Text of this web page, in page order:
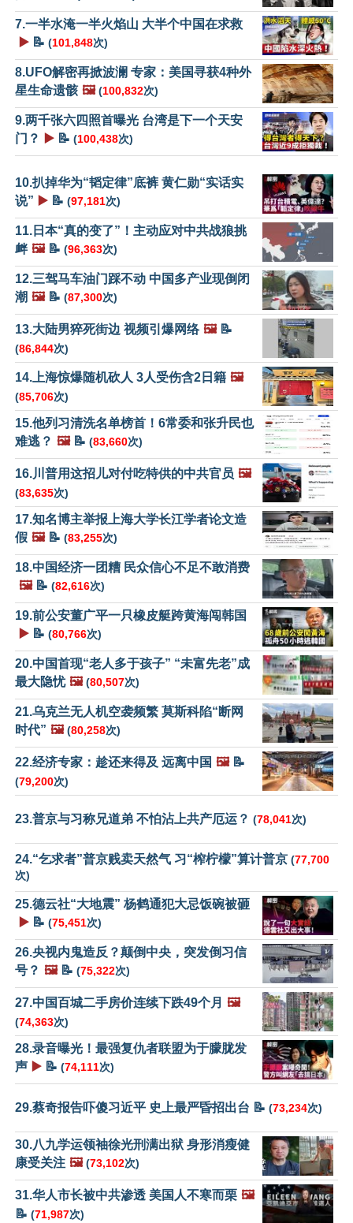
7.一半水淹一半火焰山 大半个中国在求救
▶️ 📝 (101,848次)
8.UFO解密再掀波澜 专家：美国寻获4种外
星生命遗骸 🖼️ (100,832次)
9.两千张六四照首曝光 台湾是下一个天安
门？
▶️ 📝 (100,438次)
10.扒掉华为“韬定律”底裤 黄仁勋“实话实
说” ▶️ 📝 (97,181次)
11.日本“真的变了”！主动应对中共战狼挑
衅 🖼️📝 (96,363次)
12.三驾马车油门踩不动 中国多产业现倒闭
潮 🖼️📝 (87,300次)
13.大陆男猝死街边 视频引爆网络 🖼️📝
(86,844次)
14.上海惊爆随机砍人 3人受伤含2日籍 🖼️
(85,706次)
15.他列习清洗名单榜首！6常委和张升民也
难逃？ 🖼️📝 (83,660次)
16.川普用这招儿对付吃特供的中共官员 🖼️
(83,635次)
17.知名博主举报上海大学长江学者论文造
假 🖼️📝 (83,255次)
18.中国经济一团糟 民众信心不足不敢消费
🖼️📝 (82,616次)
19.前公安董广平一只橡皮艇跨黄海闯韩国
▶️ 📝 (80,766次)
20.中国首现“老人多于孩子” “未富先老”成
最大隐忧 🖼️ (80,507次)
21.乌克兰无人机空袭频繁 莫斯科陷“断网
时代” 🖼️ (80,258次)
22.经济专家：趁还来得及 远离中国 🖼️📝
(79,200次)
23.普京与习称兄道弟 不怕沾上共产厄运？ (78,041次)
24.“乞求者”普京贱卖天然气 习“榨柠檬”算计普京 (77,700
次)
25.德云社“大地震” 杨鹤通犯大忌饭碗被砸
▶️ 📝 (75,451次)
26.央视内鬼造反？颠倒中央，突发倒习信
号？ 🖼️📝 (75,322次)
27.中国百城二手房价连续下跌49个月 🖼️
(74,363次)
28.录音曝光！最强复仇者联盟为于朦胧发
声 ▶️ 📝 (74,111次)
29.蔡奇报告吓傻习近平 史上最严昏招出台 📝 (73,234次)
30.八九学运领袖徐光刑满出狱 身形消瘦健
康受关注 🖼️ (73,102次)
31.华人市长被中共渗透 美国人不寒而栗 🖼️
📝 (71,987次)